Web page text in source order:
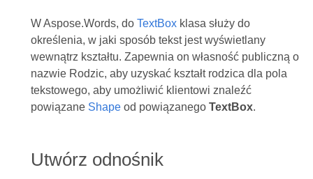
W Aspose.Words, do TextBoxklasa służy do
określenia, w jaki sposób tekst jest wyświetlany
wewnątrz kształtu. Zapewnia on własność publiczną o
nazwie Rodzic, aby uzyskać kształt rodzica dla pola
tekstowego, aby umożliwić klientowi znaleźć
powiązane Shapeod powiązanego TextBox.
Utwórz odnośnik